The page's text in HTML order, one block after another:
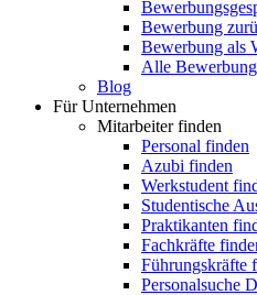
Bewerbung
Bewerbung als
Alle
Blog
Für Unternehmen
Mitarbeiter finden
Personal finden
Azubi finden
Werkstudent
Studentische
Praktikanten
Fachkräfte
Führungskräfte
Personalsuche